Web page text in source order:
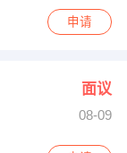
（大剧院北侧）
申请
面议
08-09